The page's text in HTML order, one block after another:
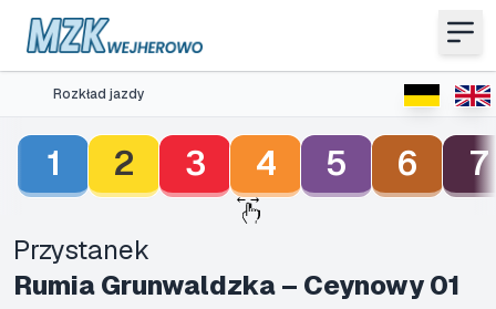
Rozkład jazdy
1 2 3 4 5 6 7
Przystanek
Rumia Grunwaldzka – Ceynowy 01